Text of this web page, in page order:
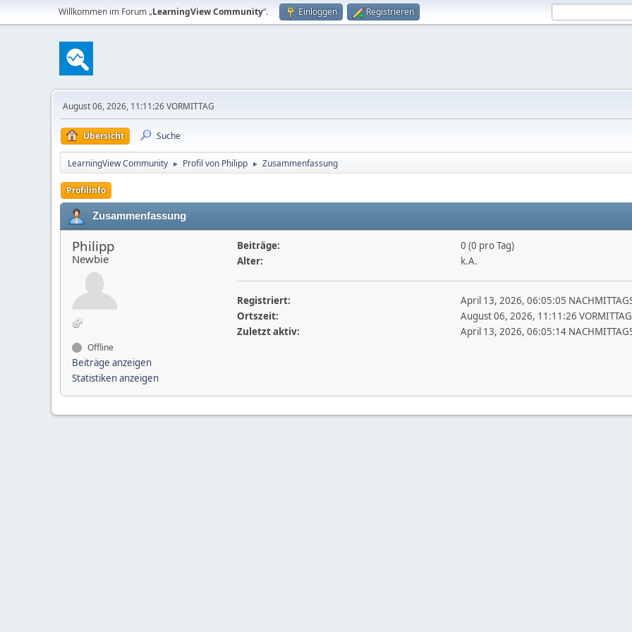
Willkommen im Forum „LearningView Community“. Einloggen Registrieren
August 06, 2026, 11:11:26 VORMITTAG
Übersicht Suche
LearningView Community ► Profil von Philipp ► Zusammenfassung
Profilinfo
Zusammenfassung
Philipp
Newbie
Offline
Beiträge anzeigen
Statistiken anzeigen
Beiträge:
0 (0 pro Tag)
Alter:
k.A.
Registriert:
April 13, 2026, 06:05:05
Ortszeit:
August 06, 2026, 11:11:26 VORMITTAG
Zuletzt aktiv:
April 13, 2026, 06:05:14